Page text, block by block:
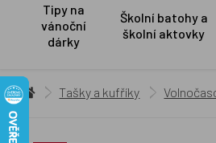
Tipy na
vánoční
dárky
Školní batohy a
školní aktovky
Tašky a kufříky